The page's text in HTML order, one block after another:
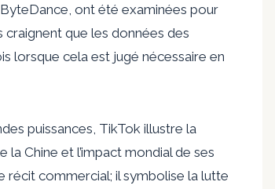
ont été examinées pour
que les données des
lorsque cela est jugé nécessaire en
puissances, TikTok illustre la
Chine et l’impact mondial de ses
récit commercial; il symbolise la lutte